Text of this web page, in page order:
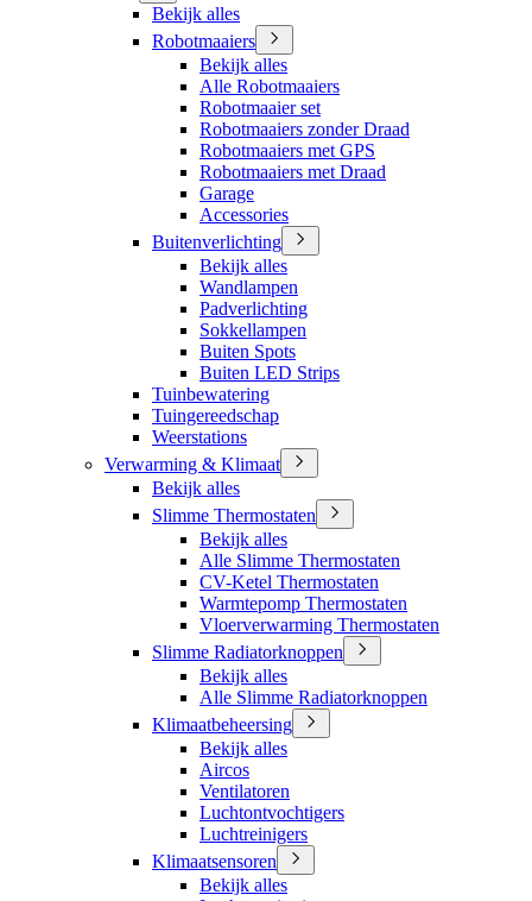
Bekijk alles
Robotmaaiers
Bekijk alles
Alle Robotmaaiers
Robotmaaier set
Robotmaaiers zonder Draad
Robotmaaiers met GPS
Robotmaaiers met Draad
Garage
Accessories
Buitenverlichting
Bekijk alles
Wandlampen
Padverlichting
Sokkellampen
Buiten Spots
Buiten LED Strips
Tuinbewatering
Tuingereedschap
Weerstations
Verwarming & Klimaat
Bekijk alles
Slimme Thermostaten
Bekijk alles
Alle Slimme Thermostaten
CV-Ketel Thermostaten
Warmtepomp Thermostaten
Vloerverwarming Thermostaten
Slimme Radiatorknoppen
Bekijk alles
Alle Slimme Radiatorknoppen
Klimaatbeheersing
Bekijk alles
Aircos
Ventilatoren
Luchtontvochtigers
Luchtreinigers
Klimaatsensoren
Bekijk alles